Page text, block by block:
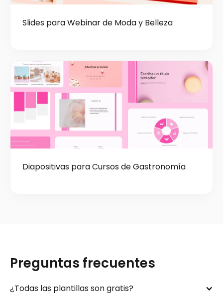
Slides para Webinar de Moda y Belleza
Diapositivas para Cursos de Gastronomía
Preguntas frecuentes
¿Todas las plantillas son gratis?